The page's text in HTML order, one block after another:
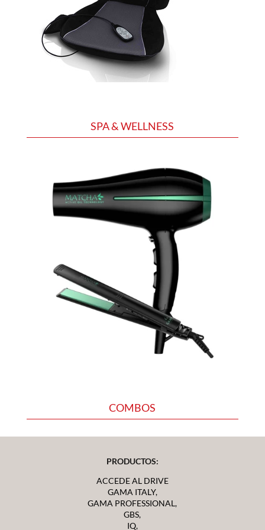
SPA & WELLNESS
COMBOS
PRODUCTOS:
ACCEDE AL DRIVE
GAMA ITALY,
GAMA PROFESSIONAL,
GBS,
IQ,